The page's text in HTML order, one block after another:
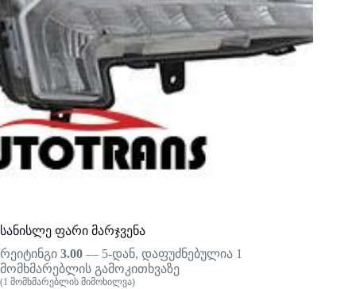
სანისლე ფარი მარჯვენა
რეიტინგი 3.00 — 5-დან, დაფუძნებულია 1
მომხმარებლის გამოკითხვაზე
(1 მომხმარებლის მიმოხილვა)